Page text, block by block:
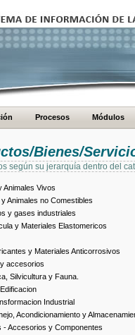
Procesos Módulos
Bienes/
según su jerarquía dentro del
Animales Vivos
Animales no Comestibles
y gases industriales
y Materiales Elastomericos
y Materiales Anticorrosivos
accesorios
Silvicultura y Fauna.
Industrial
Acondicionamiento y
- Accesorios y Componentes